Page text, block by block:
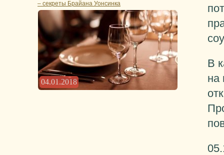
– секреты Брайана Уонсинка
04.01.2018
В
на